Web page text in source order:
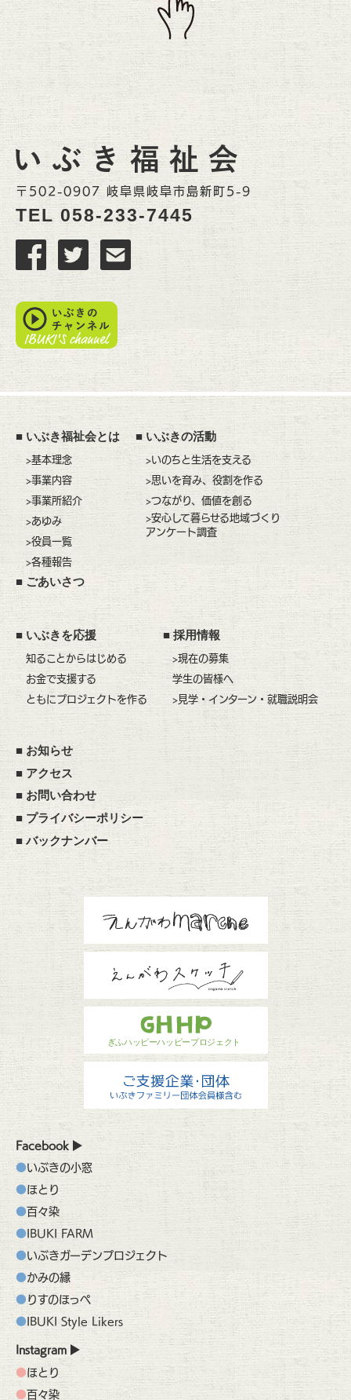
〒502-0907 岐阜県岐阜市島新町5-9
TEL 058-233-7445
■ いぶき福祉会とは
>基本理念
>事業内容
>事業所紹介
>あゆみ
>役員一覧
>各種報告
■ごあいさつ
■いぶきの活動
>いのちと生活を支える
>思いを育み、役割を作る
>つながり、価値を創る
>安心して暮らせる地域づくり
アンケート調査
■いぶきを応援
知ることからはじめる
お金で支援する
ともにプロジェクトを作る
■採用情報
>現在の募集
学生の皆様へ
>見学・インターン・就職説明会
■ お知らせ
■ アクセス
■ お問い合わせ
■プライバシーポリシー
■バックナンバー
Facebook
いぶきの小窓
ほとり
百々染
IBUKI FARM
いぶきガーデンプロジェクト
かみの縁
りすのほっぺ
IBUKI Style Likers
Instagram
ほとり
百々染